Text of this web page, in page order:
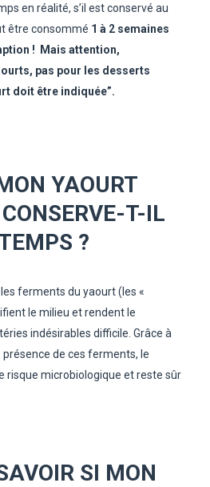
en réalité, s’il est conservé au
être consommé 1 à 2 semaines
!
Mais attention,
pas pour les desserts
doit être indiquée”.
YAOURT
T-IL
?
ferments du yaourt (les «
le milieu et rendent le
indésirables difficile. Grâce à
de ces ferments, le
risque microbiologique et reste sûr
SI MON